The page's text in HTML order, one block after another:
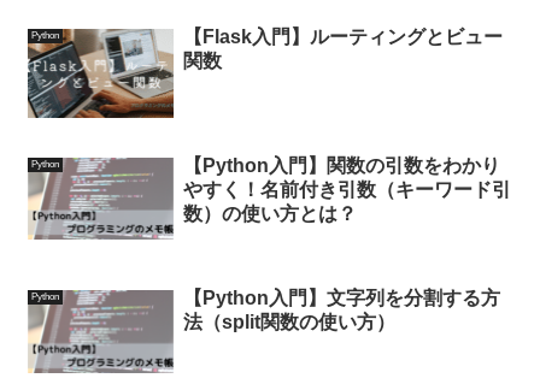
Python
【Flask入門】ルーティングとビュー
関数
Python
【Python入門】関数の引数をわかり
やすく！名前付き引数（キーワード引
数）の使い方とは？
Python
【Python入門】文字列を分割する方
法（split関数の使い方）